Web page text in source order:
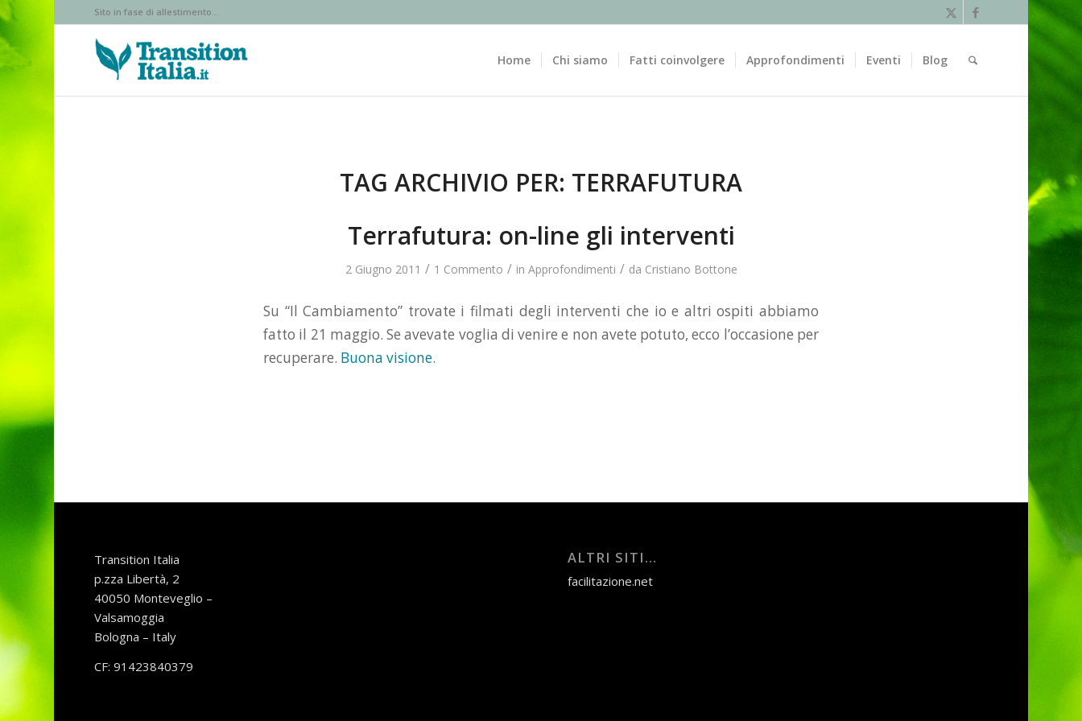
Sito in fase di allestimento...
Home Chi siamo Fatti coinvolgere Approfondimenti Eventi Blog
TAG ARCHIVIO PER: TERRAFUTURA
Terrafutura: on-line gli interventi
2 Giugno 2011 / 1 Commento / in Approfondimenti / da Cristiano Bottone
Su “Il Cambiamento” trovate i filmati degli interventi che io e altri ospiti abbiamo
fatto il 21 maggio. Se avevate voglia di venire e non avete potuto, ecco l’occasione per
recuperare. Buona visione.
Transition Italia
p.zza Libertà, 2
40050 Monteveglio –
Valsamoggia
Bologna – Italy
CF: 91423840379
ALTRI SITI…
facilitazione.net